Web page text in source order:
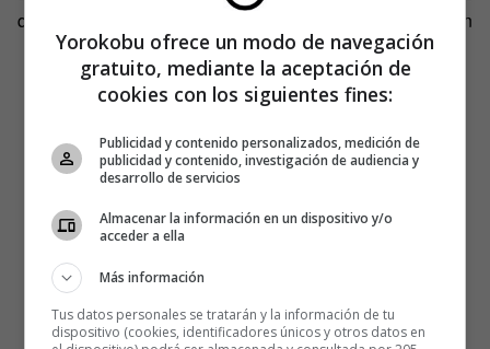
que van resolviendo la misión para al final dar al traste con
todo, algo que desencadena la ira del Súper.
Llama la atención la descomunal envergadura de las
torpes (destronar a un dictador, enfrentarse a la mafia
italiana, recorrer el mundo en busca de diez llaves
escondidas….) y cómo estos se prestan a ejecutarlas sin
ningún tipo de garantía para su integridad. Pero en esto
Yorokobu ofrece un modo de navegación
gratuito, mediante la aceptación de
cookies con los siguientes fines:
Publicidad y contenido personalizados, medición de
publicidad y contenido, investigación de audiencia y
desarrollo de servicios
Almacenar la información en un dispositivo y/o
acceder a ella
Más información
Tus datos personales se tratarán y la información de tu
dispositivo (cookies, identificadores únicos y otros datos en